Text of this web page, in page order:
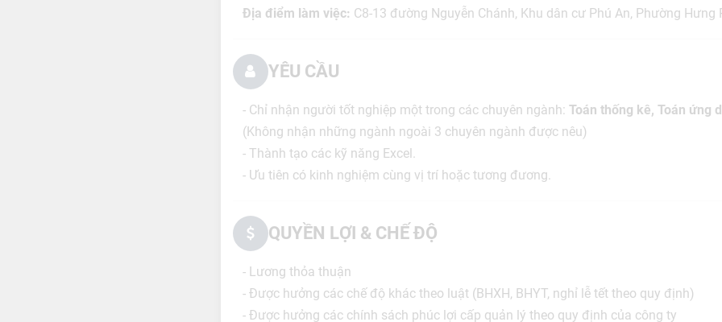
Địa điểm làm việc: C8-13 đường Nguyễn Chánh, Khu dân cư Phú An, Phường Hưng
YÊU CẦU
- Chỉ nhận người tốt nghiệp một trong các chuyên ngành: Toán thống kê, Toán ứng
(Không nhận những ngành ngoài 3 chuyên ngành được nêu)
- Thành tạo các kỹ năng Excel.
- Ưu tiên có kinh nghiệm cùng vị trí hoặc tương đương.
QUYỀN LỢI & CHẾ ĐỘ
- Lương thỏa thuận
- Được hưởng các chế độ khác theo luật (BHXH, BHYT, nghỉ lễ tết theo quy định)
- Được hưởng các chính sách phúc lợi cấp quản lý theo quy định của công ty